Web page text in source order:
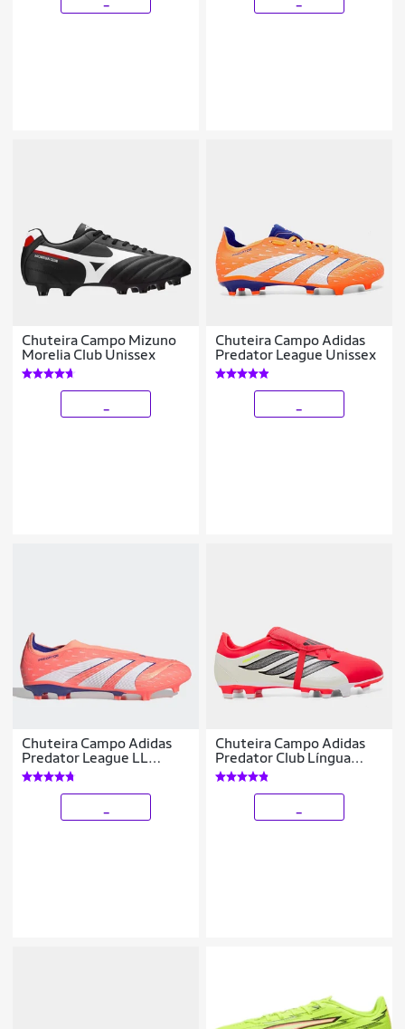
Chuteira Campo Mizuno
Morelia Club Unissex
Chuteira Campo Adidas
Predator League Unissex
Chuteira Campo Adidas
Predator League LL
Unissex
Chuteira Campo Adidas
Predator Club Língua
Dobrável Unissex